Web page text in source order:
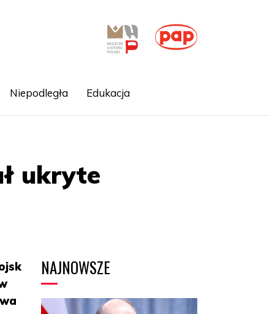
Niepodległa Edukacja
ukryte
NAJNOWSZE